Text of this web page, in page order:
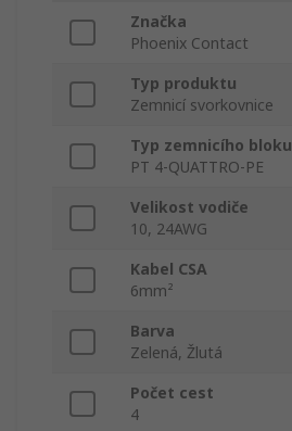
Značka
Phoenix Contact
Typ produktu
Zemnicí svorkovnice
Typ zemnicího bloku
PT 4-QUATTRO-PE
Velikost vodiče
10, 24AWG
Kabel CSA
6mm²
Barva
Zelená, Žlutá
Počet cest
4